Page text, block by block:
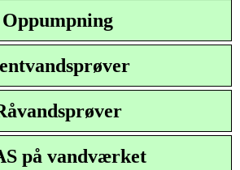
Oppumpning
på vandværket